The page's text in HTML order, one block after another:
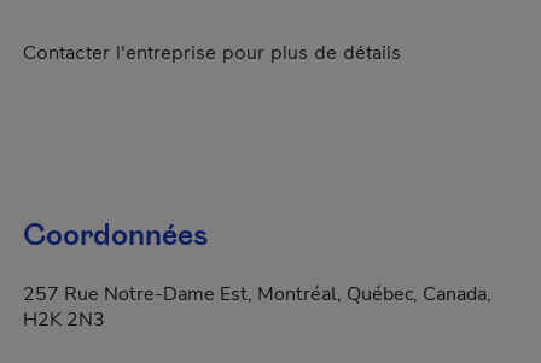
Contacter l'entreprise pour plus de détails
Coordonnées
257 Rue Notre-Dame Est, Montréal, Québec, Canada,
H2K 2N3